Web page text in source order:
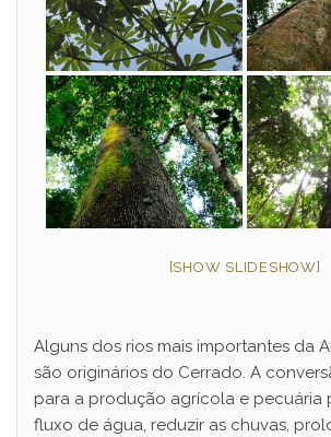
[SHOW SLIDESHOW]
Alguns dos rios mais importantes da
são originários do Cerrado. A
para a produção agrícola e pecuária
fluxo de água, reduzir as chuvas,